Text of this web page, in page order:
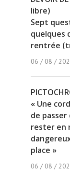
libre)
Sept
quelques
rentrée
06 / 08 /
« Une
de
rester en
place »
06 / 08 /